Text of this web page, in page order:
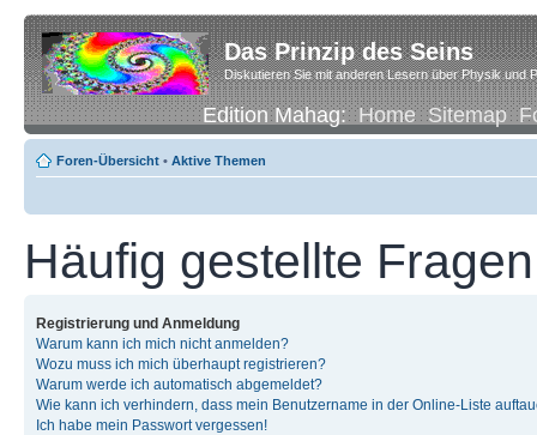
Das Prinzip des Seins
Diskutieren Sie mit anderen Lesern über Physik und
Edition Mahag:Home Sitemap
Foren-Übersicht • Aktive Themen
Häufig gestellte Fragen
Registrierung und Anmeldung
Warum kann ich mich nicht anmelden?
Wozu muss ich mich überhaupt registrieren?
Warum werde ich automatisch abgemeldet?
Wie kann ich verhindern, dass mein Benutzername in der Online-Liste
Ich habe mein Passwort vergessen!